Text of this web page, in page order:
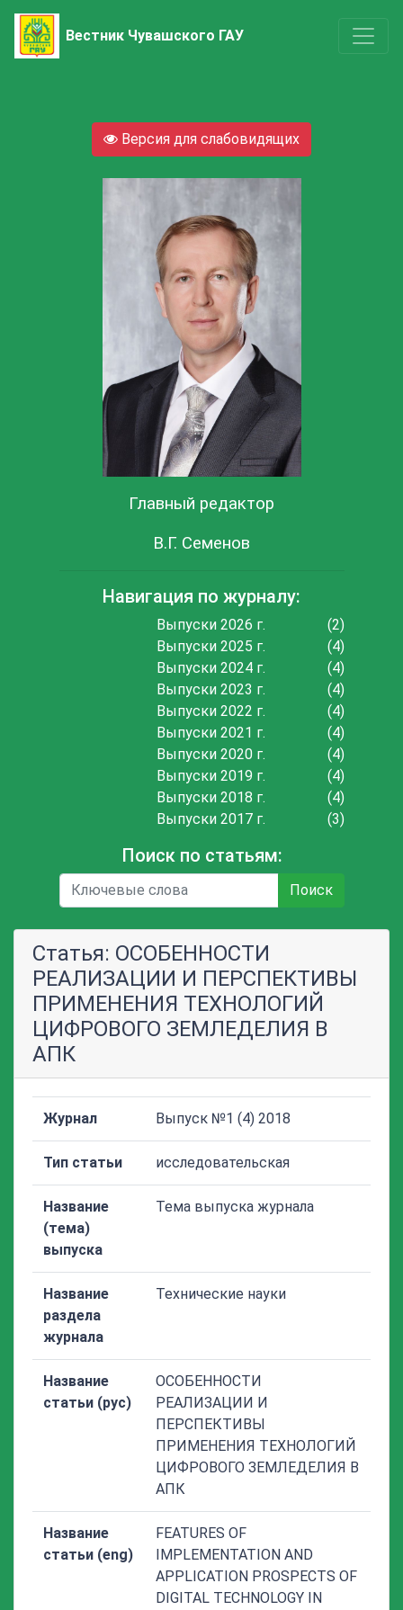
Вестник Чувашского ГАУ
Версия для слабовидящих
Главный редактор
В.Г. Семенов
Навигация по журналу:
Выпуски 2026 г.
(2)
Выпуски 2025 г.
(4)
Выпуски 2024 г.
(4)
Выпуски 2023 г.
(4)
Выпуски 2022 г.
(4)
Выпуски 2021 г.
(4)
Выпуски 2020 г.
(4)
Выпуски 2019 г.
(4)
Выпуски 2018 г.
(4)
Выпуски 2017 г.
(3)
Поиск по статьям:
Поиск
Статья: ОСОБЕННОСТИ
РЕАЛИЗАЦИИ И ПЕРСПЕКТИВЫ
ПРИМЕНЕНИЯ ТЕХНОЛОГИЙ
ЦИФРОВОГО ЗЕМЛЕДЕЛИЯ В
АПК
Журнал Выпуск №1 (4) 2018
Тип статьи исследовательская
Название
(тема)
выпуска
Тема выпуска журнала
Название
раздела
журнала
Технические науки
Название
статьи (рус)
ОСОБЕННОСТИ
РЕАЛИЗАЦИИ И
ПЕРСПЕКТИВЫ
ПРИМЕНЕНИЯ ТЕХНОЛОГИЙ
ЦИФРОВОГО ЗЕМЛЕДЕЛИЯ В
АПК
Название
статьи (eng)
FEATURES OF
IMPLEMENTATION AND
APPLICATION PROSPECTS OF
DIGITAL TECHNOLOGY IN